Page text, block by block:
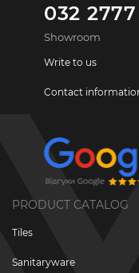
032
Showroom
Write to us
Contact
PRODUCT CATALOG
Tiles
Sanitaryware